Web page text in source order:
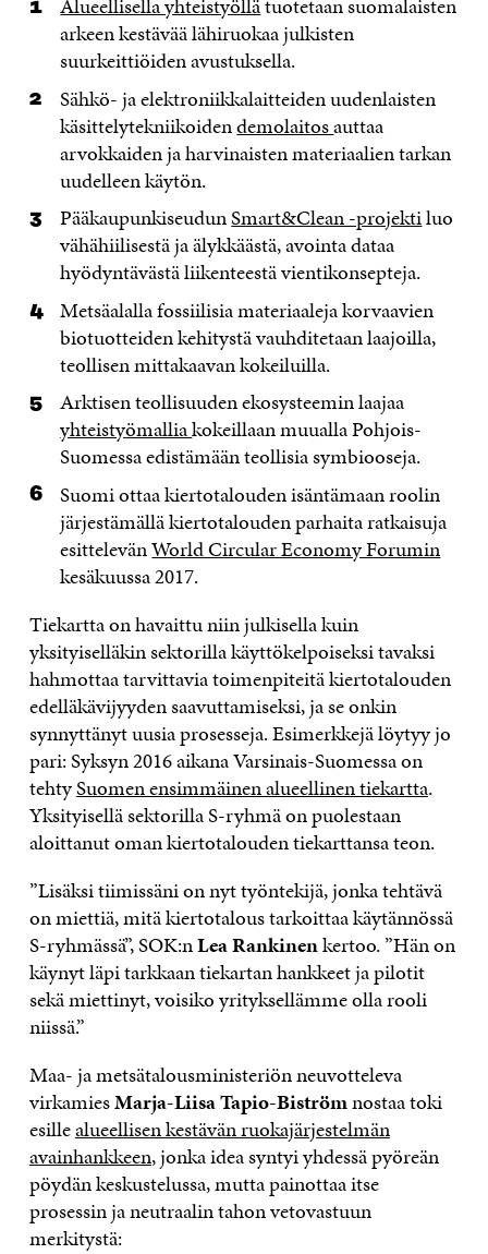
Alueellisella yhteistyöllätuotetaan suomalaisten
arkeen kestävää lähiruokaa julkisten
suurkeittiöiden avustuksella.
Sähkö- ja elektroniikkalaitteiden uudenlaisten
käsittelytekniikoidendemolaitosauttaa
arvokkaiden ja harvinaisten materiaalien tarkan
uudelleen käytön.
PääkaupunkiseudunSmart&Clean -projektiluo
vähähiilisestä ja älykkäästä, avointa dataa
hyödyntävästä liikenteestä vientikonsepteja.
Metsäalalla fossiilisia materiaaleja korvaavien
biotuotteiden kehitystä vauhditetaan laajoilla,
teollisen mittakaavan kokeiluilla.
Arktisen teollisuuden ekosysteemin laajaa
yhteistyömalliakokeillaan muualla Pohjois-
Suomessa edistämään teollisia symbiooseja.
Suomi ottaa kiertotalouden isäntämaan roolin
järjestämällä kiertotalouden parhaita ratkaisuja
esittelevänWorld Circular Economy Forumin
kesäkuussa 2017.
Tiekartta on havaittu niin julkisella kuin
yksityiselläkin sektorilla käyttökelpoiseksi tavaksi
hahmottaa tarvittavia toimenpiteitä kiertotalouden
edelläkävijyyden saavuttamiseksi, ja se onkin
synnyttänyt uusia prosesseja. Esimerkkejä löytyy jo
pari: Syksyn 2016 aikana Varsinais-Suomessa on
tehtySuomen ensimmäinen alueellinen tiekartta.
Yksityisellä sektorilla S-ryhmä on puolestaan
aloittanut oman kiertotalouden tiekarttansa teon.
”Lisäksi tiimissäni on nyt työntekijä, jonka tehtävä
on miettiä, mitä kiertotalous tarkoittaa käytännössä
S-ryhmässä”, SOK:nLea Rankinenkertoo. ”Hän on
käynyt läpi tarkkaan tiekartan hankkeet ja pilotit
sekä miettinyt, voisiko yrityksellämme olla rooli
niissä.”
Maa- ja metsätalousministeriön neuvotteleva
virkamiesMarja-Liisa Tapio-Biströmnostaa toki
esillealueellisen kestävän ruokajärjestelmän
avainhankkeen, jonka idea syntyi yhdessä pyöreän
pöydän keskustelussa, mutta painottaa itse
prosessin ja neutraalin tahon vetovastuun
merkitystä: